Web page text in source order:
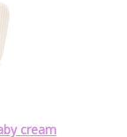
cream